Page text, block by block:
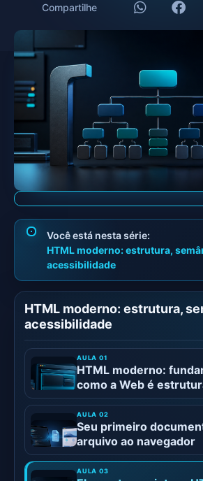
Compartilhe
HTML moderno: estrutura,
acessibilidade
HTML moderno: estrutura,
acessibilidade
HTML moderno:
como a Web é
Seu primeiro
arquivo ao navegador